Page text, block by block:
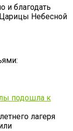
и благодать
Небесной
подошла к
лагеря